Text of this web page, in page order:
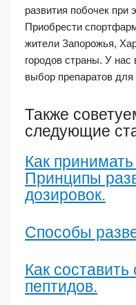
развития побочек при
Приобрести
жители Запорожья,
городов страны. У
выбор препаратов для
Также
следующие
Как
Принципы
дозировок.
Способы
Как
пептидов.